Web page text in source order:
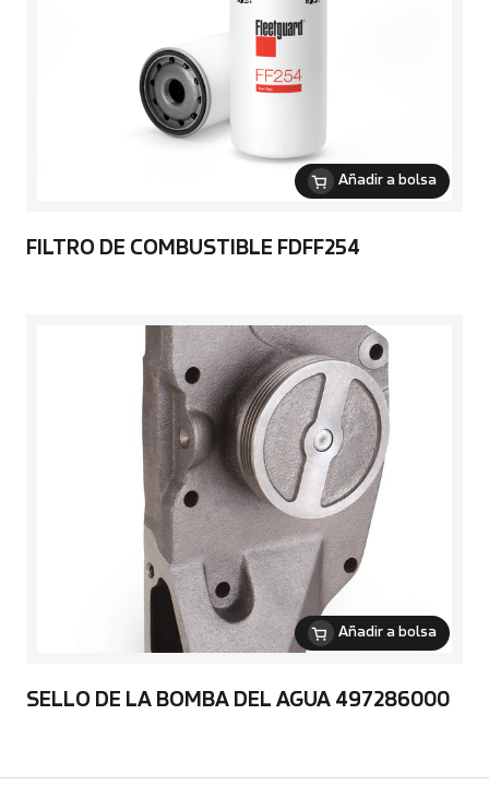
Añadir a bolsa
FILTRO DE COMBUSTIBLE FDFF254
Añadir a bolsa
SELLO DE LA BOMBA DEL AGUA 497286000